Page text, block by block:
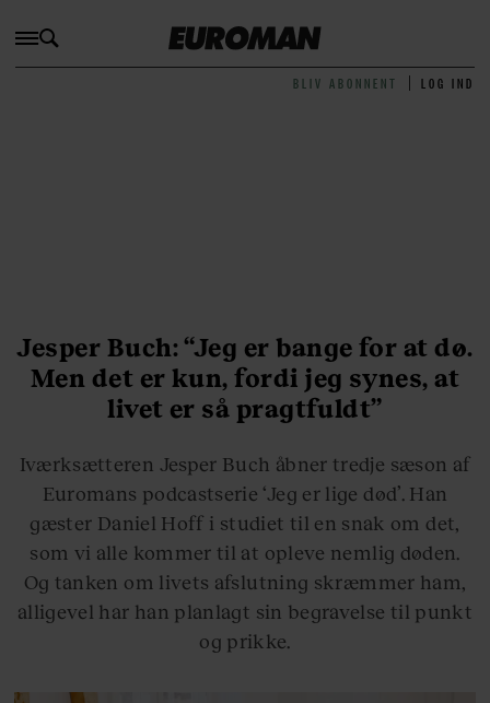
BLIV ABONNENT LOG IND
Jesper Buch: “Jeg er bange for at dø.
Men det er kun, fordi jeg synes, at
livet er så pragtfuldt”
Iværksætteren Jesper Buch åbner tredje sæson af
Euromans podcastserie ‘Jeg er lige død’. Han
gæster Daniel Hoff i studiet til en snak om det,
som vi alle kommer til at opleve nemlig døden.
Og tanken om livets afslutning skræmmer ham,
alligevel har han planlagt sin begravelse til punkt
og prikke.